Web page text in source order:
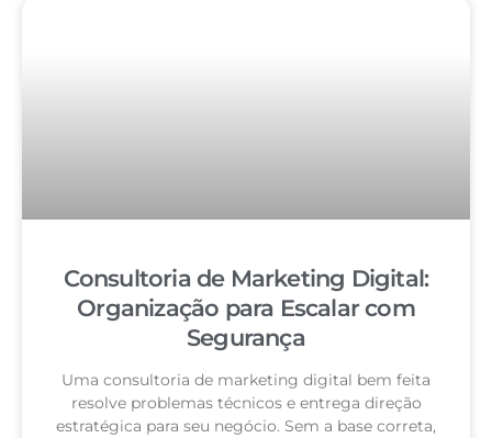
Consultoria de Marketing Digital:
Organização para Escalar com
Segurança
Uma consultoria de marketing digital bem feita
resolve problemas técnicos e entrega direção
estratégica para seu negócio. Sem a base correta,